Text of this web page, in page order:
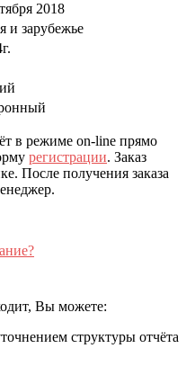
2018
и зарубежье
в режиме on-line прямо
регистрации. Заказ
После получения заказа
Вы можете:
структуры отчёта